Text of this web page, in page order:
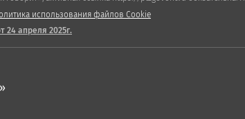
использования файлов Cookie
24 апреля 2025г.